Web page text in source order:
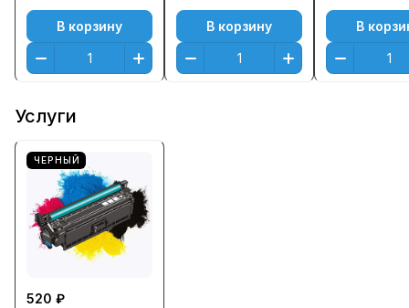
В корзину В корзину В
Услуги
ЧЕРНЫЙ
520 ₽